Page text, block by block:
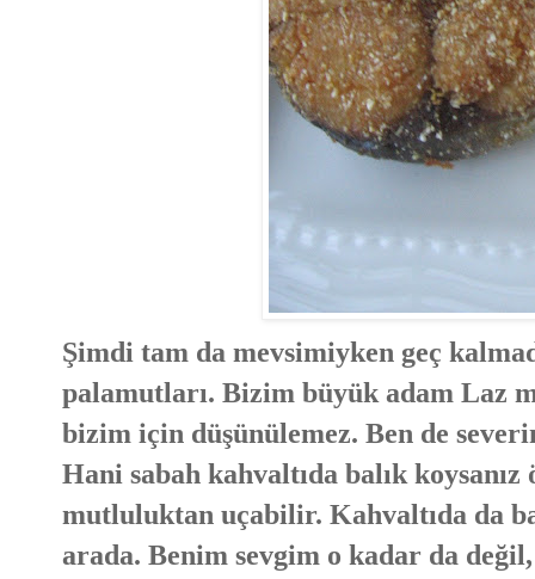
Şimdi tam da mevsimiyken geç
palamutları. Bizim büyük adam Laz
bizim için düşünülemez. Ben de
Hani sabah kahvaltıda balık
mutluluktan uçabilir. Kahvaltıda da
arada. Benim sevgim o kadar da